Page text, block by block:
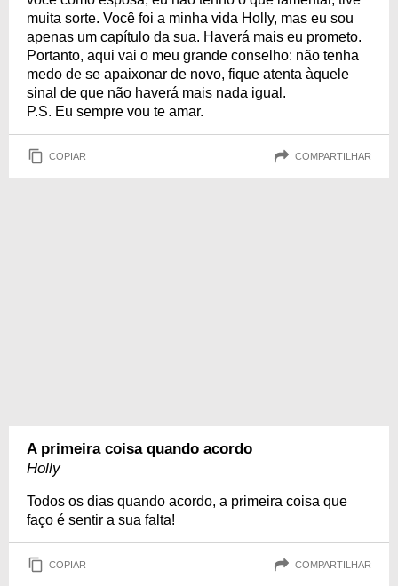
muita sorte. Você foi a minha vida Holly, mas eu sou
apenas um capítulo da sua. Haverá mais eu prometo.
Portanto, aqui vai o meu grande conselho: não tenha
medo de se apaixonar de novo, fique atenta àquele
sinal de que não haverá mais nada igual.
P.S. Eu sempre vou te amar.
COPIAR COMPARTILHAR
A primeira coisa quando acordo
Holly
Todos os dias quando acordo, a primeira coisa que
faço é sentir a sua falta!
COPIAR COMPARTILHAR